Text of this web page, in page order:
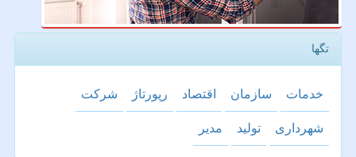
تگها
خدمات سازمان اقتصاد رپورتاژ شركت
شهرداری تولید مدیر